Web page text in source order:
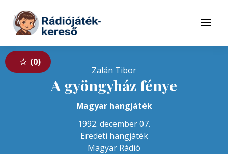
Tovább a tartalomhoz
Menü
0
Zalán Tibor
A gyöngyház fénye
Magyar hangjáték
1992. december 07.
Eredeti hangjáték
Magyar Rádió